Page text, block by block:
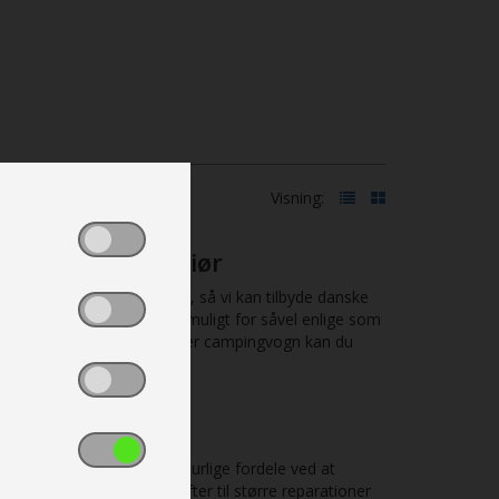
Visning:
og et flot interiør
der følger med tiden, så vi kan tilbyde danske
og størrelser, så det er muligt for såvel enlige som
. Under hver campingvogn kan du
vogne, er der flere naturlige fordele ved at
for, at du vil få udgifter til større reparationer